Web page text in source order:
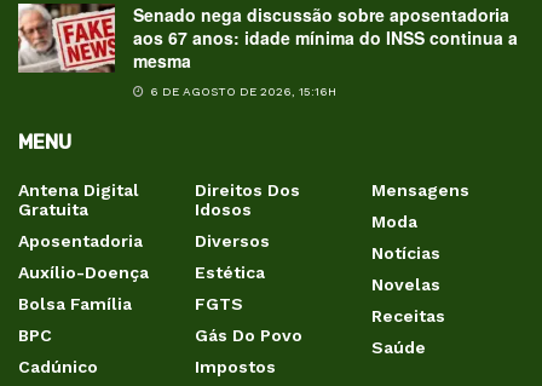
Senado nega discussão sobre aposentadoria
aos 67 anos: idade mínima do INSS continua a
mesma
6 DE AGOSTO DE 2026, 15:16H
MENU
Antena Digital
Gratuita
Aposentadoria
Auxílio-Doença
Bolsa Família
BPC
Cadúnico
Direitos Dos
Idosos
Diversos
Estética
FGTS
Gás Do Povo
Impostos
Mensagens
Moda
Notícias
Novelas
Receitas
Saúde